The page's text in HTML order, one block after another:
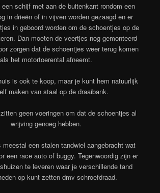
schijf met aan de buitenkant rondom een
in drieën of in vijven worden gezaagd en er
in geboord worden om de schoentjes op de
Dan moeten de veertjes nog gemonteerd
zorgen dat de schoentjes weer terug komen
als het motortoerental afneemt.
is ook te koop, maar je kunt hem natuurlijk
maken van staal op de draaibank.
geen voeringen om dat de schoentjes al
wrijving genoeg hebben.
een stalen tandwiel aangebracht wat
een race auto of buggy. Tegenwoordig zijn er
te leveren waar je verschillende tand
op kunt zetten dmv schroefdraad.